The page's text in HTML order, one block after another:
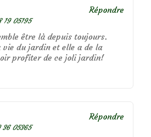
19 05195
être là depuis toujours.
vie du jardin et elle a de la
profiter de ce joli jardin!
Répondre
36 05365
Répondre